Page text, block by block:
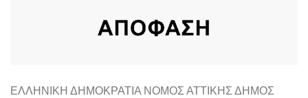
ΕΛΛΗΝΙΚΗ ΔΗΜΟΚΡΑΤΙΑ ΝΟΜΟΣ ΑΤΤΙΚΗΣ ΔΗΜΟΣ